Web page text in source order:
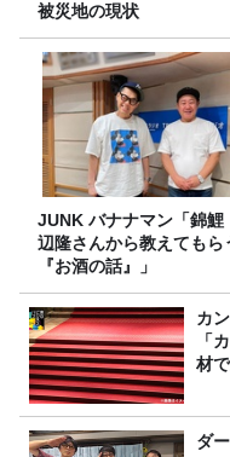
被災地の現状
JUNK バナナマン「錦鯉・渡
辺隆さんから教えてもら
『お酒の話』」
カ
「
材
ダ